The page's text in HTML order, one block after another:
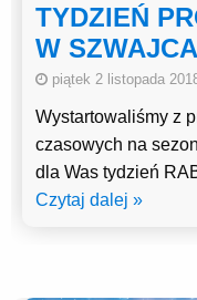
TYDZIEŃ
W
piątek 2 listopada
Wystartowaliśmy z
czasowych na
dla Was tydzień
Czytaj dalej »